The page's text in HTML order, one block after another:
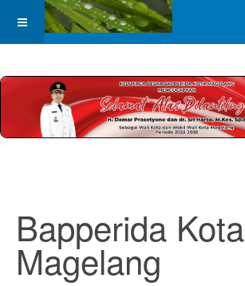
Bapperida Kota
Magelang